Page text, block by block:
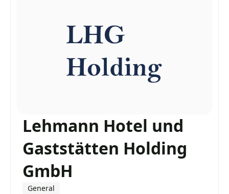
Lehmann Hotel und
Gaststätten Holding
GmbH
General